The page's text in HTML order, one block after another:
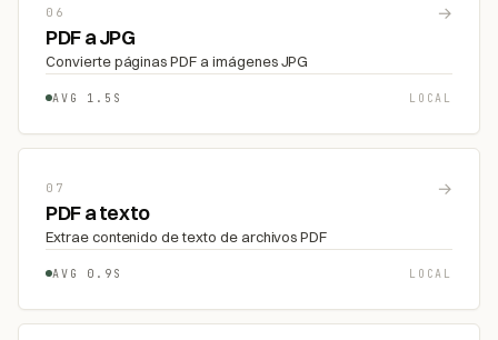
06 →
PDF a JPG
Convierte páginas PDF a imágenes JPG
AVG 1.5S LOCAL
07 →
PDF a texto
Extrae contenido de texto de archivos PDF
AVG 0.9S LOCAL